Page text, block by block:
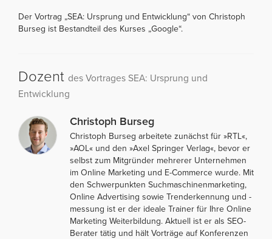
Der Vortrag „SEA: Ursprung und Entwicklung“ von Christoph
Burseg ist Bestandteil des Kurses „Google“.
Dozent des Vortrages SEA: Ursprung und
Entwicklung
Christoph Burseg
Christoph Burseg arbeitete zunächst für »RTL«,
»AOL« und den »Axel Springer Verlag«, bevor er
selbst zum Mitgründer mehrerer Unternehmen
im Online Marketing und E-Commerce wurde. Mit
den Schwerpunkten Suchmaschinenmarketing,
Online Advertising sowie Trenderkennung und -
messung ist er der ideale Trainer für Ihre Online
Marketing Weiterbildung. Aktuell ist er als SEO-
Berater tätig und hält Vorträge auf Konferenzen